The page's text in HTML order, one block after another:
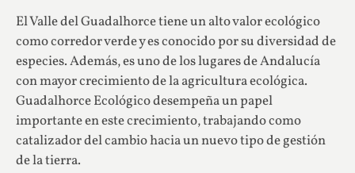
El Valle del Guadalhorce tiene un alto valor ecológico
como corredor verde y es conocido por su diversidad de
especies. Además, es uno de los lugares de Andalucía
con mayor crecimiento de la agricultura ecológica.
Guadalhorce Ecológico desempeña un papel
importante en este crecimiento, trabajando como
catalizador del cambio hacia un nuevo tipo de gestión
de la tierra.